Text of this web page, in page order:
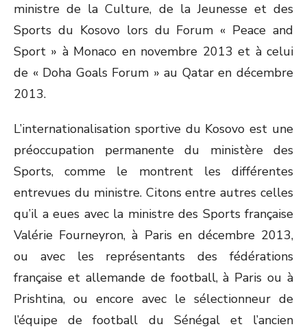
ministre de la Culture, de la Jeunesse et des
Sports du Kosovo lors du Forum « Peace and
Sport » à Monaco en novembre 2013 et à celui
de « Doha Goals Forum » au Qatar en décembre
2013.
L’internationalisation sportive du Kosovo est une
préoccupation permanente du ministère des
Sports, comme le montrent les différentes
entrevues du ministre. Citons entre autres celles
qu’il a eues avec la ministre des Sports française
Valérie Fourneyron, à Paris en décembre 2013,
ou avec les représentants des fédérations
française et allemande de football, à Paris ou à
Prishtina, ou encore avec le sélectionneur de
l’équipe de football du Sénégal et l’ancien